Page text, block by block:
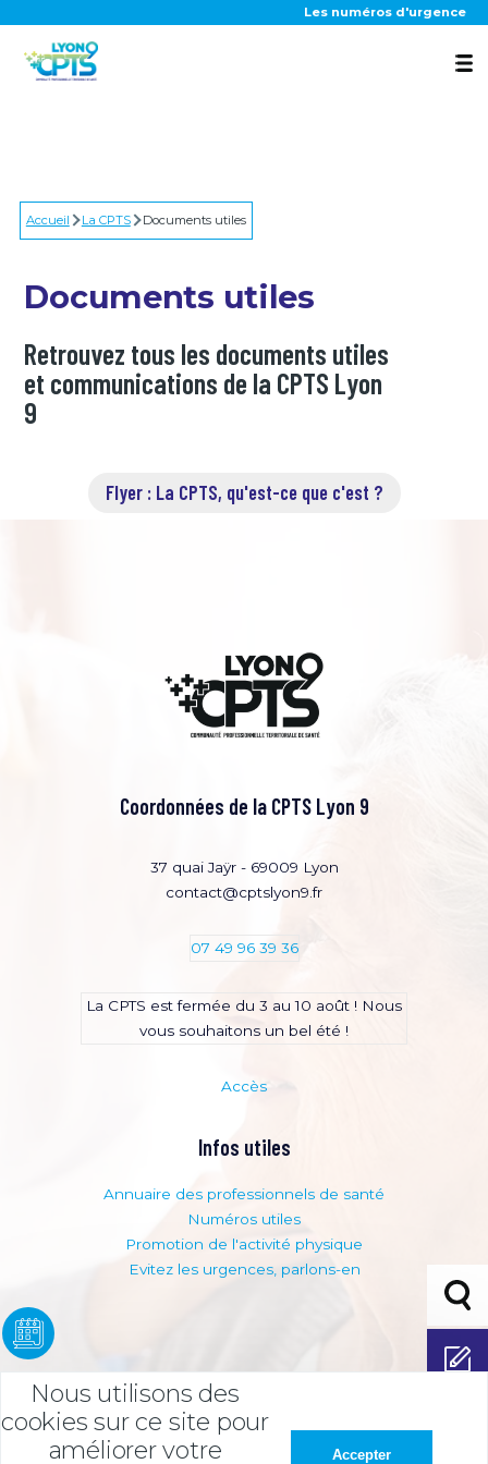
Les numéros d'urgence
Nos actions
Actualités
adhére
Accueil La CPTS Documents utiles
Documents utiles
Retrouvez tous les documents utiles
et communications de la CPTS Lyon
9
Flyer : La CPTS, qu'est-ce que c'est ?
Coordonnées de la CPTS Lyon 9
37 quai Jaÿr - 69009 Lyon
contact@cptslyon9.fr
07 49 96 39 36
La CPTS est fermée du 3 au 10 août ! Nous
vous souhaitons un bel été !
Accès
Infos utiles
Annuaire des professionnels de santé
Numéros utiles
Promotion de l'activité physique
Evitez les urgences, parlons-en
Nous utilisons des
cookies sur ce site pour
améliorer votre
Accepter